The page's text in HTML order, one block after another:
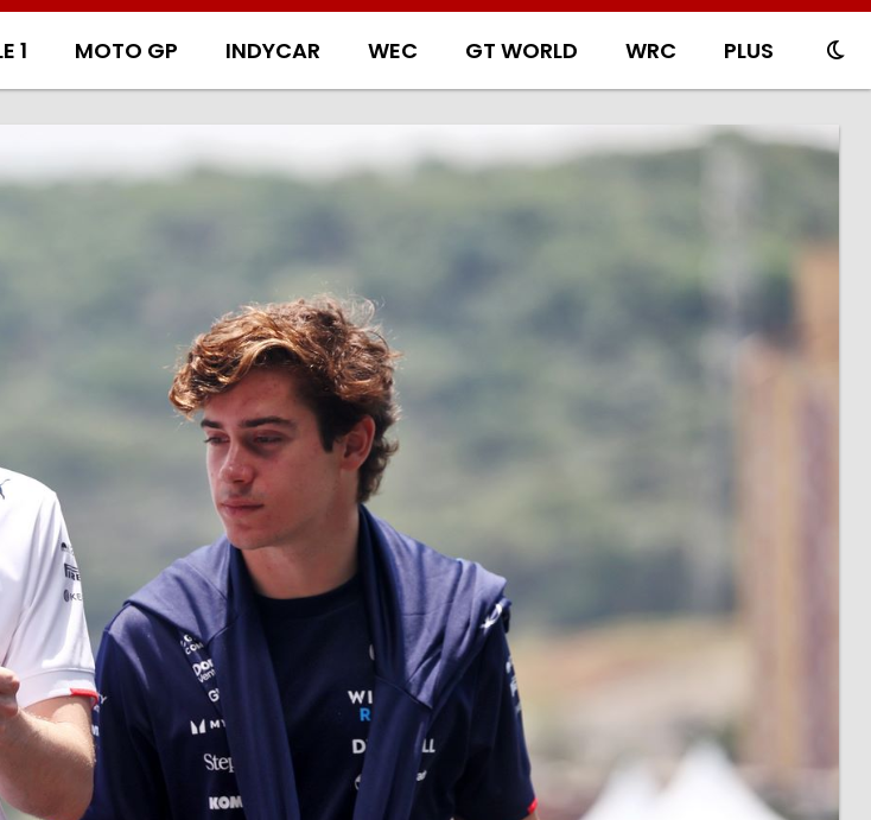
1 MOTO GP INDYCAR WEC GT WORLD WRC PLUS